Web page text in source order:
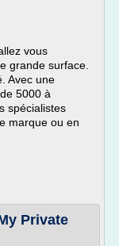
vous
grande surface.
Avec une
5000 à
spécialistes
marque ou en
Private